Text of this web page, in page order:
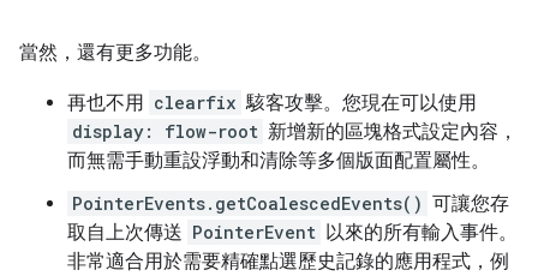
當然，還有更多功能。
再也不用 clearfix 駭客攻擊。您現在可以使用
display: flow-root 新增新的區塊格式設定內容，
而無需手動重設浮動和清除等多個版面配置屬性。
PointerEvents.getCoalescedEvents() 可讓您存
取自上次傳送 PointerEvent 以來的所有輸入事件。
非常適合用於需要精確點選歷史記錄的應用程式，例